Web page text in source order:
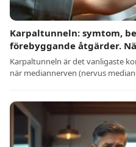
Karpaltunneln: symtom,
förebyggande åtgärder.
Karpaltunneln är det vanligaste
när mediannerven (nervus